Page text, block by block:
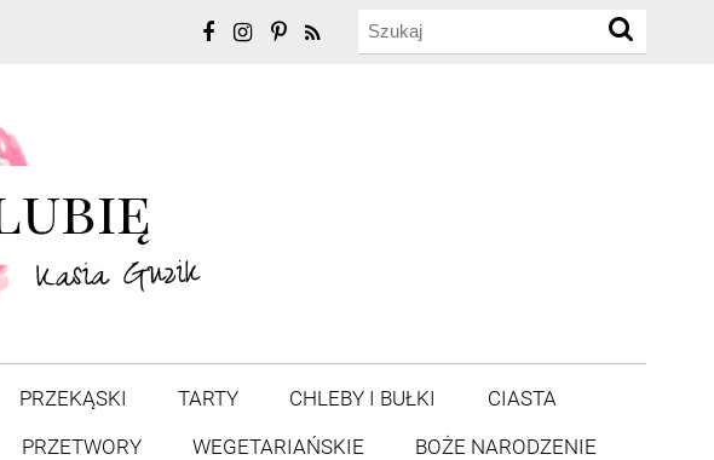
PRZEKĄSKI TARTY CHLEBY I BUŁKI
CIASTA
PRZETWORY WEGETARIAŃSKIE
BOŻE NARODZENIE